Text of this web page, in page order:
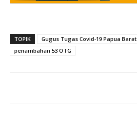
TOPIK
Gugus Tugas Covid-19 Papua Barat
penambahan 53 OTG